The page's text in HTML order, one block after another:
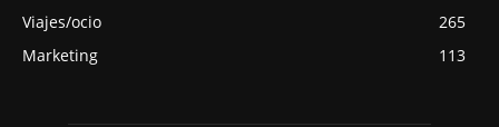
Viajes/ocio
265
Marketing
113